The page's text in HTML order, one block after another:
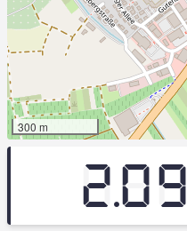
300 m
2.09